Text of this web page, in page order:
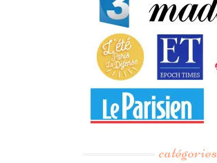
catégories